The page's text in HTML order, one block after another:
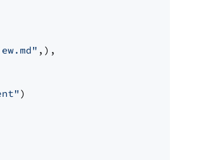
,),
)